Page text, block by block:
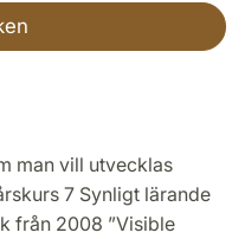
man vill utvecklas
7 Synligt lärande
från 2008 ”Visible